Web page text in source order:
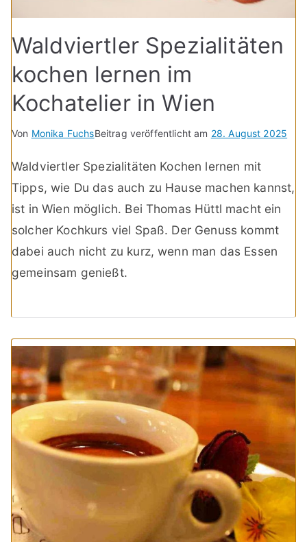
Waldviertler Spezialitäten
kochen lernen im
Kochatelier in Wien
Von Monika FuchsBeitrag veröffentlicht am 28. August 2025
Waldviertler Spezialitäten Kochen lernen mit
Tipps, wie Du das auch zu Hause machen kannst,
ist in Wien möglich. Bei Thomas Hüttl macht ein
solcher Kochkurs viel Spaß. Der Genuss kommt
dabei auch nicht zu kurz, wenn man das Essen
gemeinsam genießt.